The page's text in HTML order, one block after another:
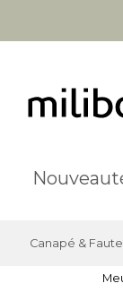
Canapé &